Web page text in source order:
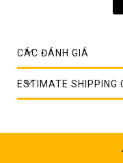
Tên sản phẩm:
Độ bóng bề
CÁC ĐÁNH GIÁ
ESTIMATE SHIPPING